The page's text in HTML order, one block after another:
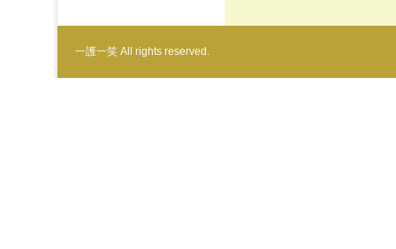
一護一笑 All rights reserved.